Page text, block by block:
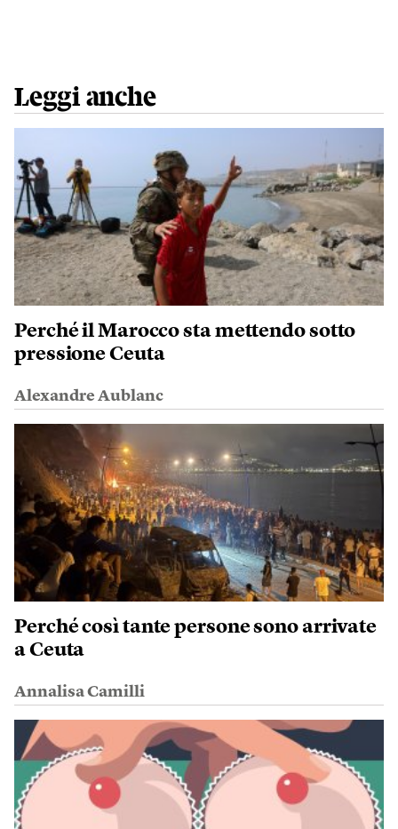
Leggi anche
Perché il Marocco sta mettendo sotto
pressione Ceuta
Alexandre Aublanc
Perché così tante persone sono arrivate
a Ceuta
Annalisa Camilli